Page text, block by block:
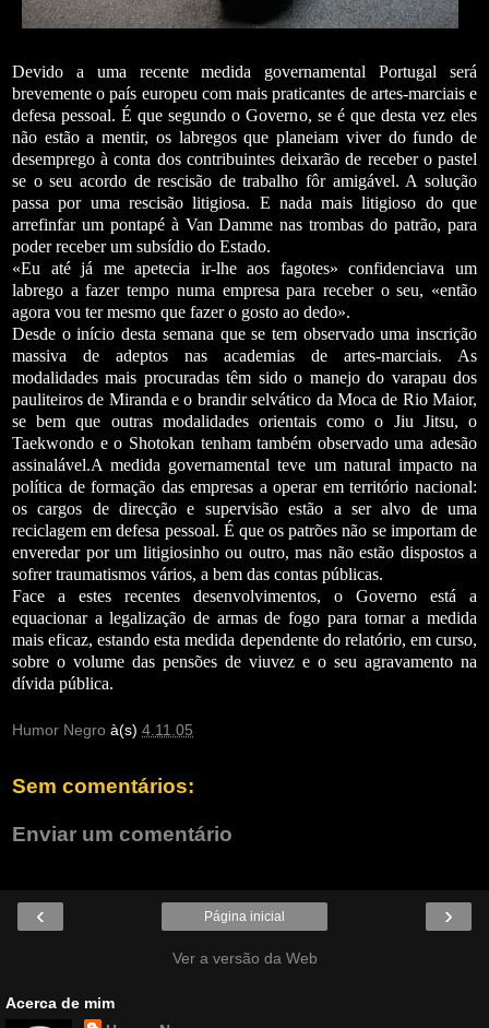
Devido a uma recente medida governamental Portugal será
brevemente o país europeu com mais praticantes de artes-marciais e
defesa pessoal. É que segundo o Governo, se é que desta vez eles
não estão a mentir, os labregos que planeiam viver do fundo de
desemprego à conta dos contribuintes deixarão de receber o pastel
se o seu acordo de rescisão de trabalho fôr amigável. A solução
passa por uma rescisão litigiosa. E nada mais litigioso do que
arrefinfar um pontapé à Van Damme nas trombas do patrão, para
poder receber um subsídio do Estado.
«Eu até já me apetecia ir-lhe aos fagotes» confidenciava um
labrego a fazer tempo numa empresa para receber o seu, «então
agora vou ter mesmo que fazer o gosto ao dedo».
Desde o início desta semana que se tem observado uma inscrição
massiva de adeptos nas academias de artes-marciais. As
modalidades mais procuradas têm sido o manejo do varapau dos
pauliteiros de Miranda e o brandir selvático da Moca de Rio Maior,
se bem que outras modalidades orientais como o Jiu Jitsu, o
Taekwondo e o Shotokan tenham também observado uma adesão
assinalável.A medida governamental teve um natural impacto na
política de formação das empresas a operar em território nacional:
os cargos de direcção e supervisão estão a ser alvo de uma
reciclagem em defesa pessoal. É que os patrões não se importam de
enveredar por um litigiosinho ou outro, mas não estão dispostos a
sofrer traumatismos vários, a bem das contas públicas.
Face a estes recentes desenvolvimentos, o Governo está a
equacionar a legalização de armas de fogo para tornar a medida
mais eficaz, estando esta medida dependente do relatório, em curso,
sobre o volume das pensões de viuvez e o seu agravamento na
dívida pública.
Humor Negro à(s) 4.11.05
Sem comentários:
Enviar um comentário
‹ ›
Página inicial
Ver a versão da Web
Acerca de mim